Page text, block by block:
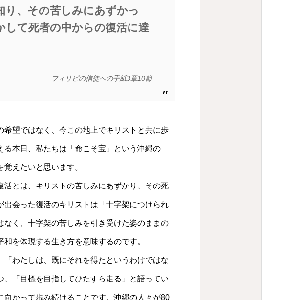
り、その苦しみにあずかっ
て死者の中からの復活に達
フィリピの信徒への手紙3章10節
望ではなく、今この地上でキリストと共に歩
る本日、私たちは「命こそ宝」という沖縄の
えたいと思います。
とは、キリストの苦しみにあずかり、その死
会った復活のキリストは「十字架につけられ
く、十字架の苦しみを引き受けた姿のままの
を体現する生き方を意味するのです。
わたしは、既にそれを得たというわけではな
「目標を目指してひたすら走る」と語ってい
かって歩み続けることです。沖縄の人々が80